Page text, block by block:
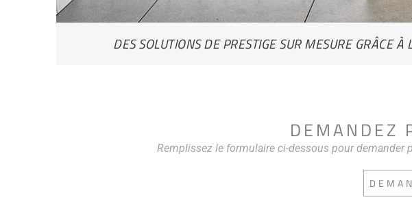
DES SOLUTIONS DE PRESTIGE SUR MESURE GRÂCE
DEMANDEZ
Remplissez le formulaire ci-dessous pour demander